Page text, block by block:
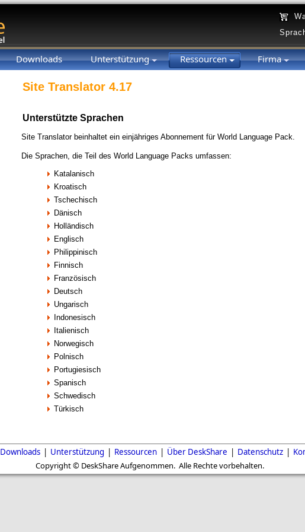
Downloads Unterstützung Ressourcen Firma
Site Translator 4.17
Unterstützte Sprachen
Site Translator beinhaltet ein einjähriges Abonnement für World Language Pack.
Die Sprachen, die Teil des World Language Packs umfassen:
Katalanisch
Kroatisch
Tschechisch
Dänisch
Holländisch
Englisch
Philippinisch
Finnisch
Französisch
Deutsch
Ungarisch
Indonesisch
Italienisch
Norwegisch
Polnisch
Portugiesisch
Spanisch
Schwedisch
Türkisch
Downloads | Unterstützung | Ressourcen | Über DeskShare | Datenschutz |
Copyright © DeskShare Aufgenommen. Alle Rechte vorbehalten.